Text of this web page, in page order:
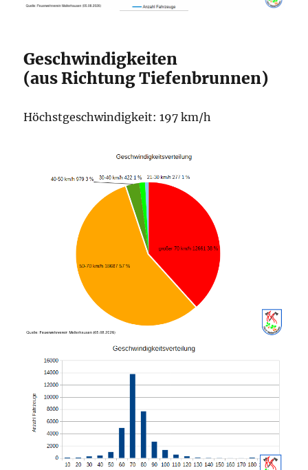
Geschwindigkeiten
(aus Richtung Tiefenbrunnen)
Höchstgeschwindigkeit: 197 km/h